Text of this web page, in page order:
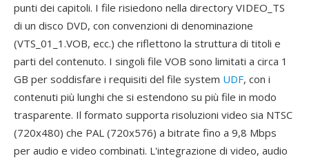
punti dei capitoli. I file risiedono nella directory VIDEO_TS
di un disco DVD, con convenzioni di denominazione
(VTS_01_1.VOB, ecc.) che riflettono la struttura di titoli e
parti del contenuto. I singoli file VOB sono limitati a circa 1
GB per soddisfare i requisiti del file system UDF, con i
contenuti più lunghi che si estendono su più file in modo
trasparente. Il formato supporta risoluzioni video sia NTSC
(720x480) che PAL (720x576) a bitrate fino a 9,8 Mbps
per audio e video combinati. L'integrazione di video, audio